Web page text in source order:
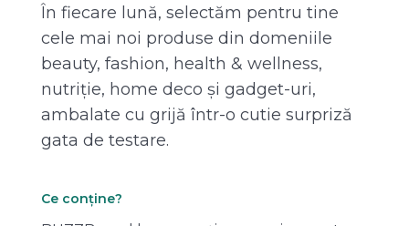
În fiecare lună, selectăm pentru tine
cele mai noi produse din domeniile
beauty, fashion, health & wellness,
nutriție, home deco și gadget-uri,
ambalate cu grijă într-o cutie surpriză
gata de testare.
Ce conține?